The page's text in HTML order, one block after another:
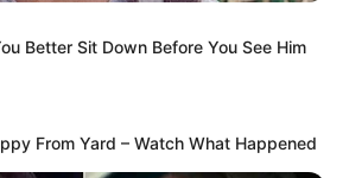
που συμβαίνουν, στο
Better Sit Down Before You See Him
From Yard – Watch What Happened